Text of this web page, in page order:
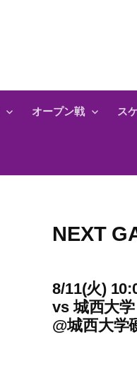
オープン戦 ス
NEXT
8/11(火)
vs城西大学
@城西大学